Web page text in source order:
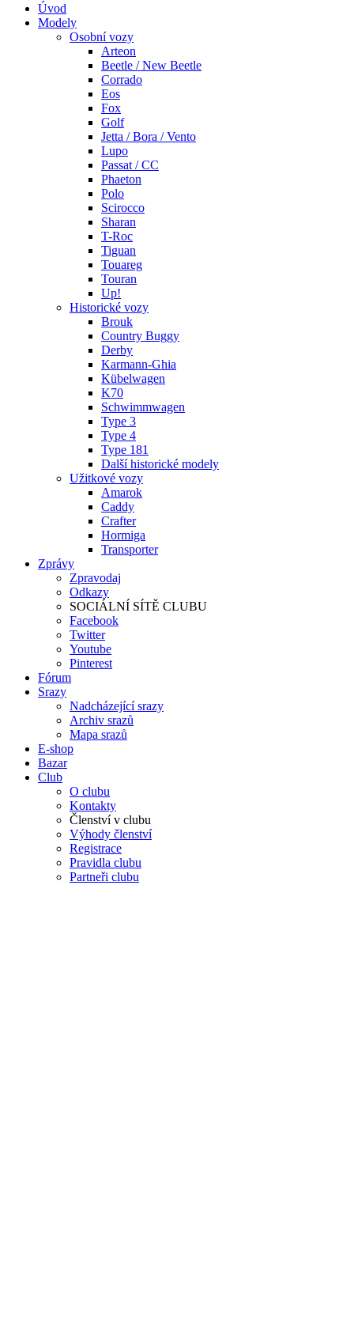
Úvod
Modely
Osobní vozy
Arteon
Beetle / New Beetle
Corrado
Eos
Fox
Golf
Jetta / Bora / Vento
Lupo
Passat / CC
Phaeton
Polo
Scirocco
Sharan
T-Roc
Tiguan
Touareg
Touran
Up!
Historické vozy
Brouk
Country Buggy
Derby
Karmann-Ghia
Kübelwagen
K70
Schwimmwagen
Type 3
Type 4
Type 181
Další historické modely
Užitkové vozy
Amarok
Caddy
Crafter
Hormiga
Transporter
Zprávy
Zpravodaj
Odkazy
SOCIÁLNÍ SÍTĚ CLUBU
Facebook
Twitter
Youtube
Pinterest
Fórum
Srazy
Nadcházející srazy
Archiv srazů
Mapa srazů
E-shop
Bazar
Club
O clubu
Kontakty
Členství v clubu
Výhody členství
Registrace
Pravidla clubu
Partneři clubu